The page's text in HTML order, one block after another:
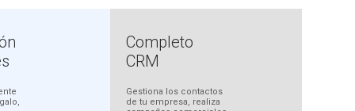
Completo
CRM
Gestiona los contactos
de tu empresa, realiza